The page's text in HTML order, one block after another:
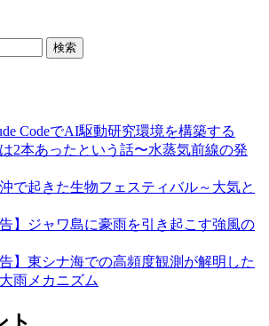
CodeでAI駆動研究環境を構築する
2本あったという話〜水蒸気前線の発
で起きた生物フェスティバル～大気と
告】ジャワ島に豪雨を引き起こす強風の
告】東シナ海での高頻度観測が解明した
雨メカニズム